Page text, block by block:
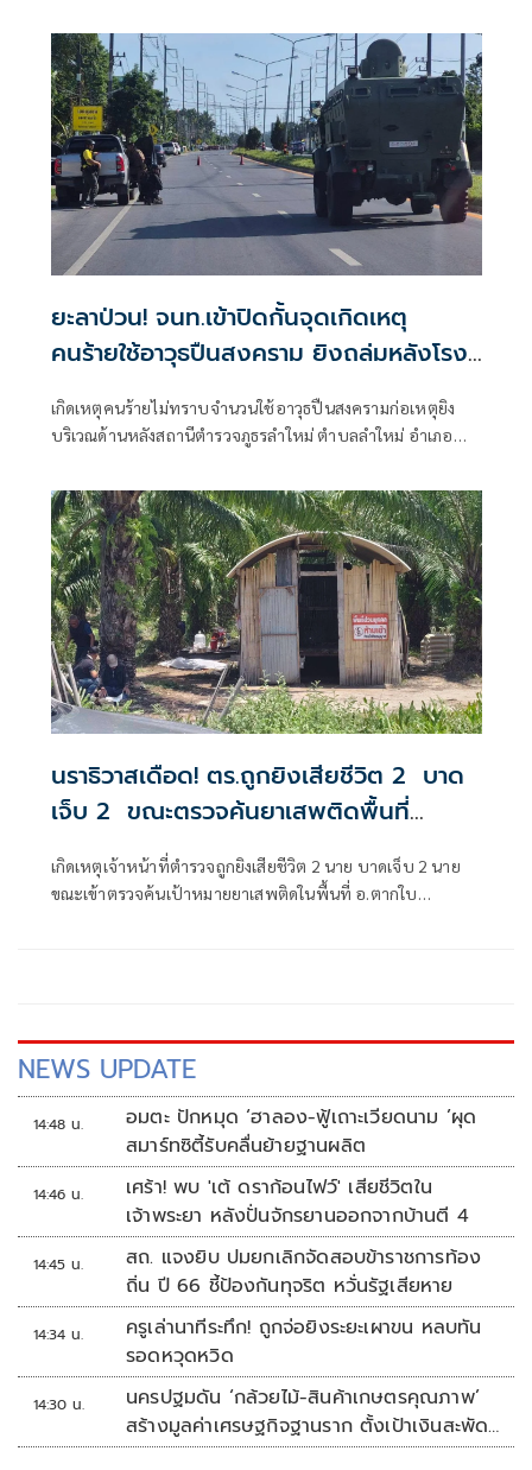
มาระบุว่า นายป๋องเป็นเด็กเดินยาของตำรวจ สภ.ห้วยใหญ่
ยะลาป่วน! จนท.เข้าปิดกั้นจุดเกิดเหตุ
คนร้ายใช้อาวุธปืนสงคราม ยิงถล่มหลังโรง
เกิดเหตุคนร้ายไม่ทราบจำนวนใช้อาวุธปืนสงครามก่อเหตุยิง
บริเวณด้านหลังสถานีตำรวจภูธรลำใหม่ ตำบลลำใหม่ อำเภอ
นราธิวาสเดือด! ตร.ถูกยิงเสียชีวิต 2 บาด
เจ็บ 2 ขณะตรวจค้นยาเสพติดพื้นที่
เกิดเหตุเจ้าหน้าที่ตำรวจถูกยิงเสียชีวิต 2 นาย บาดเจ็บ 2 นาย
ขณะเข้าตรวจค้นเป้าหมายยาเสพติดในพื้นที่ อ.ตากใบ
NEWS UPDATE
14:48 น.
อมตะ ปักหมุด ‘ฮาลอง-ฟู้เถาะเวียดนาม ’ผุด
สมาร์ทซิตี้รับคลื่นย้ายฐานผลิต
14:46 น.
เศร้า! พบ 'เต้ ดราก้อนไฟว์' เสียชีวิตใน
เจ้าพระยา หลังปั่นจักรยานออกจากบ้านตี 4
14:45 น.
สถ. แจงยิบ ปมยกเลิกจัดสอบข้าราชการท้อง
ถิ่น ปี 66 ชี้ป้องกันทุจริต หวั่นรัฐเสียหาย
14:34 น.
ครูเล่านาทีระทึก! ถูกจ่อยิงระยะเผาขน หลบทัน
รอดหวุดหวิด
14:30 น.
นครปฐมดัน ‘กล้วยไม้-สินค้าเกษตรคุณภาพ’
สร้างมูลค่าเศรษฐกิจฐานราก ตั้งเป้าเงินสะพัด
10 ล้านบาท